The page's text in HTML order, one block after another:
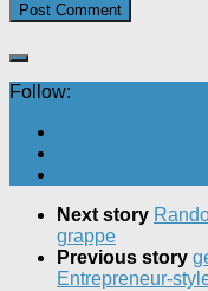
Follow:
Next story
grappe
Previous story
Entrepreneur-